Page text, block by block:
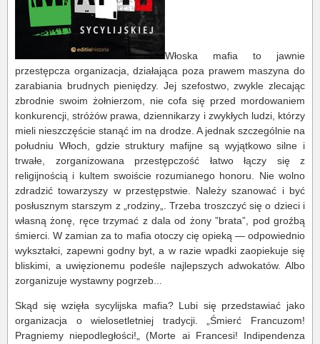
Włoska mafia to jawnie
przestępcza organizacja, działająca poza prawem maszyna do
zarabiania brudnych pieniędzy. Jej szefostwo, zwykle zlecając
zbrodnie swoim żołnierzom, nie cofa się przed mordowaniem
konkurencji, stróżów prawa, dziennikarzy i zwykłych ludzi, którzy
mieli nieszczęście stanąć im na drodze. A jednak szczególnie na
południu Włoch, gdzie struktury mafijne są wyjątkowo silne i
trwałe, zorganizowana przestępczość łatwo łączy się z
religijnością i kultem swoiście rozumianego honoru. Nie wolno
zdradzić towarzyszy w przestępstwie. Należy szanować i być
posłusznym starszym z „rodziny„. Trzeba troszczyć się o dzieci i
własną żonę, ręce trzymać z dala od żony ”brata”, pod groźbą
śmierci. W zamian za to mafia otoczy cię opieką — odpowiednio
wykształci, zapewni godny byt, a w razie wpadki zaopiekuje się
bliskimi, a uwięzionemu podeśle najlepszych adwokatów. Albo
zorganizuje wystawny pogrzeb...
Skąd się wzięła sycylijska mafia? Lubi się przedstawiać jako
organizacja o wielosetletniej tradycji. „Śmierć Francuzom!
Pragniemy niepodległości!„ (Morte ai Francesi! Indipendenza